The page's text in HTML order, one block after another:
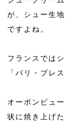
が、シュー生
ですよね。
フランスでは
「パリ・ブレ
オーボンビュ
状に焼き上げ